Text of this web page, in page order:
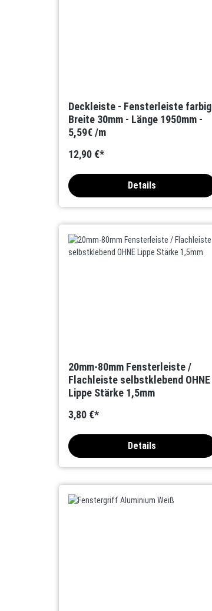
Deckleiste - Fensterleiste farbig
Breite 30mm - Länge 1950mm -
5,59€ /m
12,90 €*
Details
20mm-80mm Fensterleiste /
Flachleiste selbstklebend OHNE
Lippe Stärke 1,5mm
3,80 €*
Details